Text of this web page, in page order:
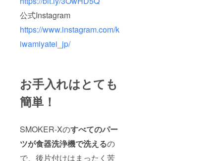
公式Instagram
https://www.instagram.com/k
iwamiyatei_jp/
お手入れはとても
簡単！
SMOKER-Xのすべてのパー
ツが食器洗浄機で洗えるの
で、後片付けはまったく苦